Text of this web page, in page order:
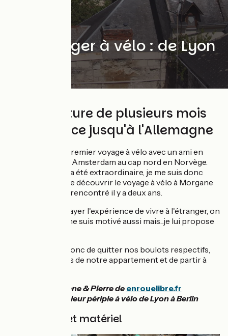
Déménager à vélo : de Lyon
à Berlin !
Une aventure de plusieurs mois
de la France jusqu'à l'Allemagne
J’ai réalisé mon premier voyage à vélo avec un ami en
2014, pour rallier Amsterdam au cap nord en Norvège.
L'expérience aura été extraordinaire, je me suis donc
empressé de faire découvrir le voyage à vélo à Morgane
peu après l’avoir rencontré il y a deux ans.
Elle a envie d’essayer l'expérience de vivre à l'étranger, on
en discute et je me suis motivé aussi mais...je lui propose
Nous décidons donc de quitter nos boulots respectifs,
de rendre les clés de notre appartement et de partir à
Morgane & Pierre de enrouelibre.fr
racontent leur périple à vélo de Lyon à Berlin
Préparatifs et matériel